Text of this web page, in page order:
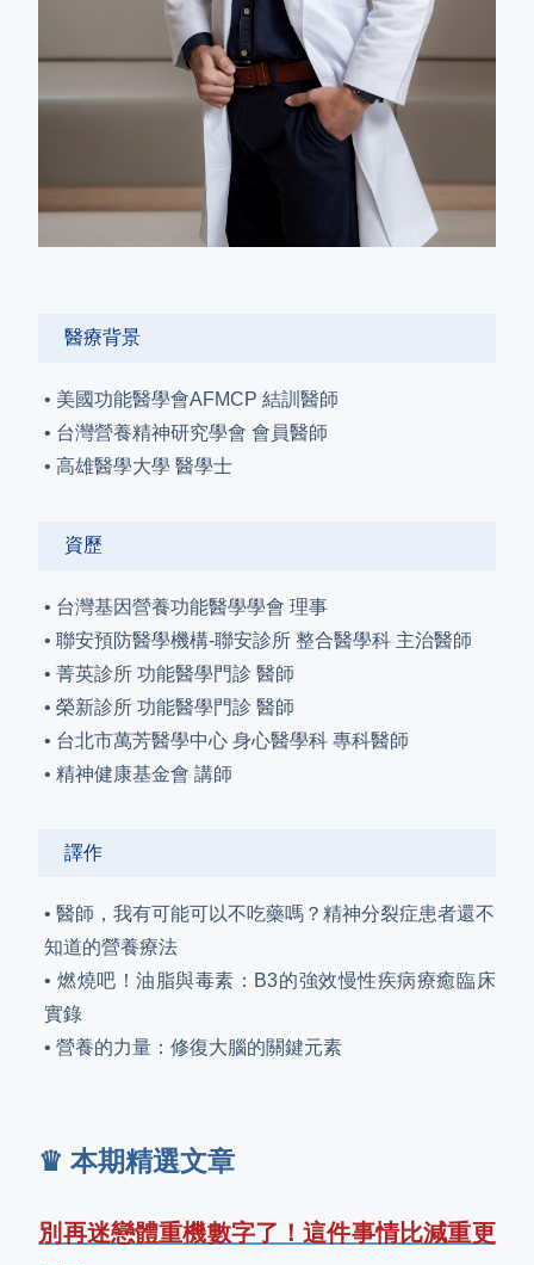
醫療背景
• 美國功能醫學會AFMCP 結訓醫師
• 台灣營養精神研究學會 會員醫師
• 高雄醫學大學 醫學士
資歷
• 台灣基因營養功能醫學學會 理事
• 聯安預防醫學機構-聯安診所 整合醫學科 主治醫師
• 菁英診所 功能醫學門診 醫師
• 榮新診所 功能醫學門診 醫師
• 台北市萬芳醫學中心 身心醫學科 專科醫師
• 精神健康基金會 講師
譯作
• 醫師，我有可能可以不吃藥嗎？精神分裂症患者還不
知道的營養療法
• 燃燒吧！油脂與毒素：B3的強效慢性疾病療癒臨床
實錄
• 營養的力量：修復大腦的關鍵元素
♛ 本期精選文章
別再迷戀體重機數字了！這件事情比減重更